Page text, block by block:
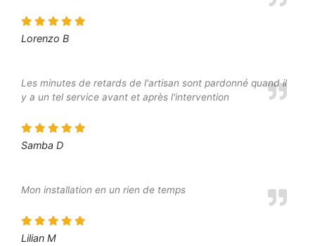
Lorenzo B
Les minutes de retards de l'artisan sont pardonné quand il
y a un tel service avant et après l'intervention
Samba D
Mon installation en un rien de temps
Lilian M